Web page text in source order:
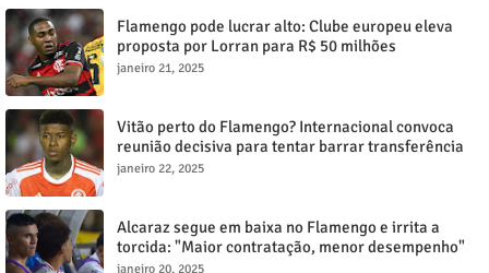
Flamengo pode lucrar alto: Clube europeu eleva
proposta por Lorran para R$ 50 milhões
janeiro 21, 2025
Vitão perto do Flamengo? Internacional convoca
reunião decisiva para tentar barrar transferência
milionária
janeiro 22, 2025
Alcaraz segue em baixa no Flamengo e irrita a
torcida: "Maior contratação, menor desempenho"
janeiro 20, 2025